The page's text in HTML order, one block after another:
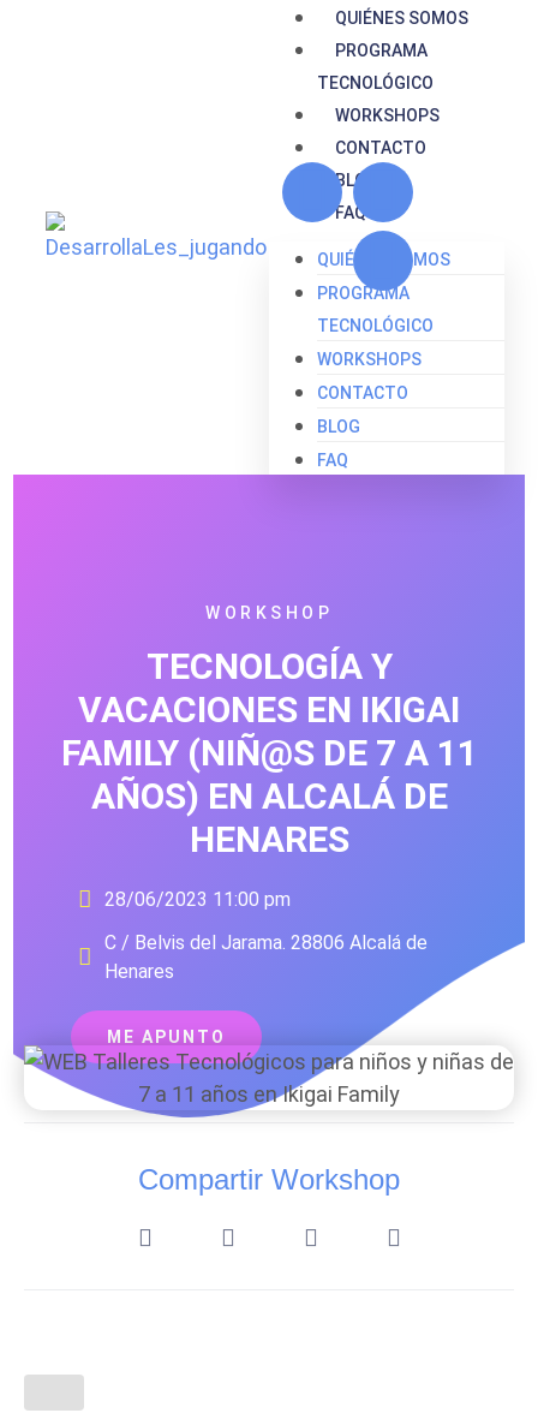
QUIÉNES SOMOS
PROGRAMA
TECNOLÓGICO
WORKSHOPS
CONTACTO
BLOG
FAQ
QUIÉNES SOMOS
PROGRAMA
TECNOLÓGICO
WORKSHOPS
CONTACTO
BLOG
FAQ
WORKSHOP
TECNOLOGÍA Y
VACACIONES EN IKIGAI
FAMILY (NIÑ@S DE 7 A 11
AÑOS) EN ALCALÁ DE
HENARES
28/06/2023 11:00 pm
C / Belvis del Jarama. 28806 Alcalá de
Henares
ME APUNTO
Compartir Workshop